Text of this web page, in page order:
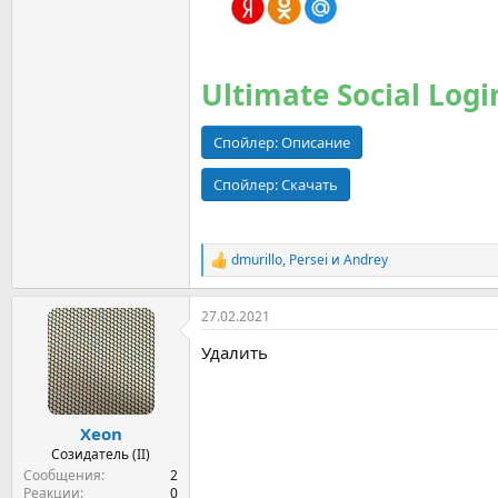
Ultimate Social
Спойлер:Описание
Спойлер:Скачать
Р
е
а
к
и
dmurillo, Persei и Andrey
Xeon
Созидатель (II)
Сообщения
2
Реакции
0
27.02.2021
Удалить